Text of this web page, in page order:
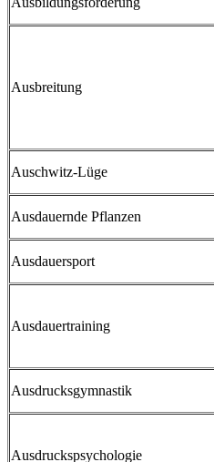
Ausbreitung
Auschwitz-Lüge
Ausdauernde Pflanzen
Ausdauersport
Ausdauertraining
Ausdrucksgymnastik
Ausdruckspsychologie